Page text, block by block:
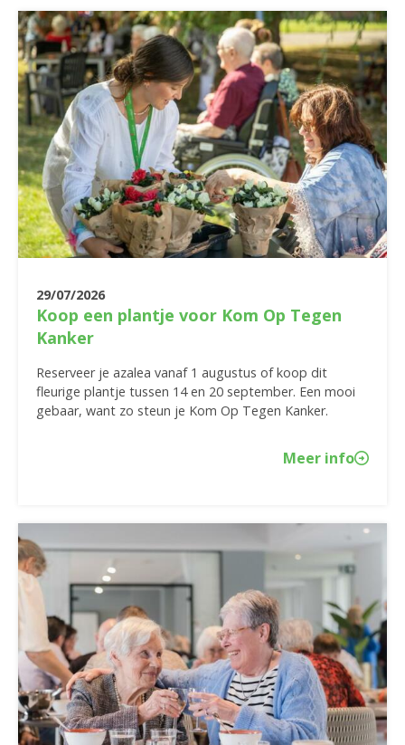
29/07/2026
Koop een plantje voor Kom Op Tegen
Kanker
Reserveer je azalea vanaf 1 augustus of koop dit
fleurige plantje tussen 14 en 20 september. Een mooi
gebaar, want zo steun je Kom Op Tegen Kanker.
Meer info